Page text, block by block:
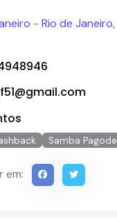
- Rio de Janeiro,
Samba Pagode
em: